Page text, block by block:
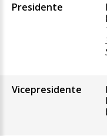
Presidente
Vicepresidente